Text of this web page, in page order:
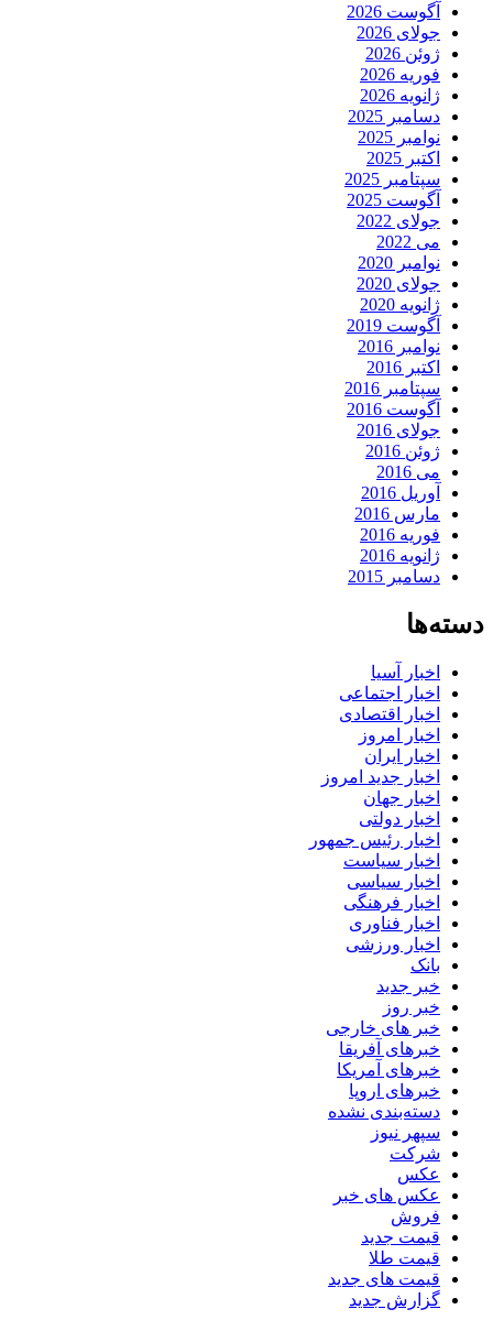
آگوست 2026
جولای 2026
ژوئن 2026
فوریه 2026
ژانویه 2026
دسامبر 2025
نوامبر 2025
اکتبر 2025
سپتامبر 2025
آگوست 2025
جولای 2022
می 2022
نوامبر 2020
جولای 2020
ژانویه 2020
آگوست 2019
نوامبر 2016
اکتبر 2016
سپتامبر 2016
آگوست 2016
جولای 2016
ژوئن 2016
می 2016
آوریل 2016
مارس 2016
فوریه 2016
ژانویه 2016
دسامبر 2015
دسته‌ها
اخبار آسیا
اخبار اجتماعی
اخبار اقتصادی
اخبار امروز
اخبار ایران
اخبار جدید امروز
اخبار جهان
اخبار دولتی
اخبار رئیس جمهور
اخبار سیاست
اخبار سیاسی
اخبار فرهنگی
اخبار فناوری
اخبار ورزشی
بانک
خبر جدید
خبر روز
خبر های خارجی
خبرهای آفریقا
خبرهای آمریکا
خبرهای اروپا
دسته‌بندی نشده
سپهر نیوز
شرکت
عکس
عکس های خبر
فروش
قیمت جدید
قیمت طلا
قیمت های جدید
گزارش جدید